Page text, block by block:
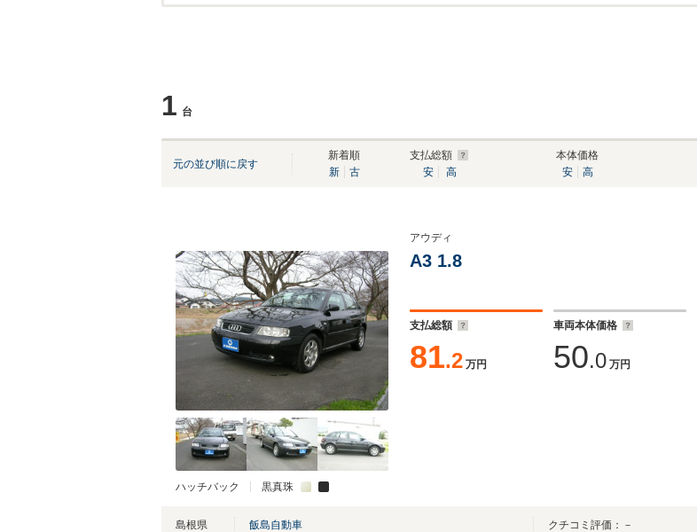
1 台
元の並び順に戻す
新着順
新
古
支払総額
安
高
本体価格
安
高
ハッチバック 黒真珠
アウディ
A3 1.8
支払総額
81.2 万円
車両本体価格
50.0 万円
島根県
飯島自動車
クチコミ評価：－